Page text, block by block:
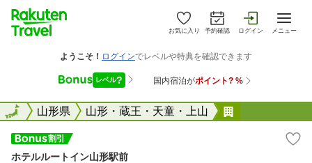
お気に入り 予約確認 ログイン メニュー
全国山形県 山形・蔵王・天童・上山
全国
ホテルルートイン山形駅前